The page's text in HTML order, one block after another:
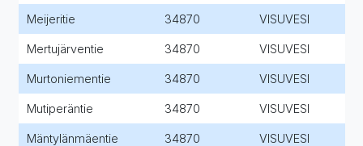
Meijeritie 34870 VISUVESI
Mertujärventie 34870 VISUVESI
Murtoniementie 34870 VISUVESI
Mutiperäntie 34870 VISUVESI
Mäntylänmäentie 34870 VISUVESI